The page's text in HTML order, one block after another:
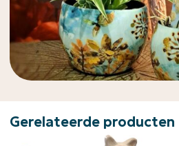
Gerelateerde producten